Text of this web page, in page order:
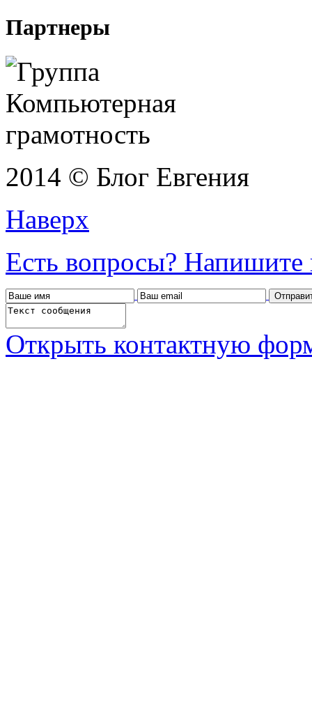
Партнеры
2014 © Блог Евгения
Наверх
Есть вопросы? Напишите
Открыть контактную